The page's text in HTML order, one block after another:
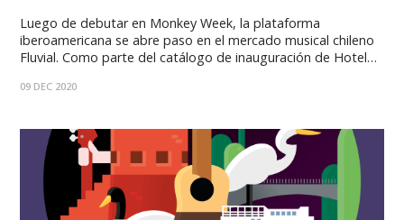
Luego de debutar en Monkey Week, la plataforma
iberoamericana se abre paso en el mercado musical chileno
Fluvial. Como parte del catálogo de inauguración de Hotel
de Fluvial, festival y mercado internacional de la música que
09 DEC 2020